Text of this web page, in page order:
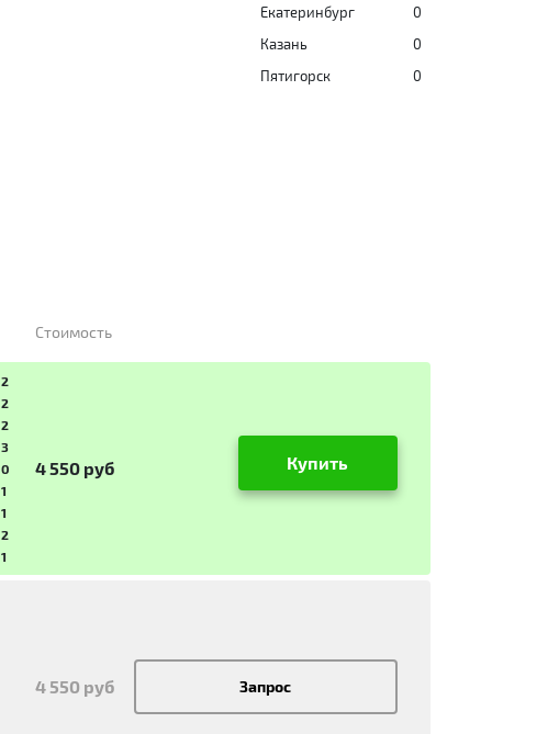
Екатеринбург
0
Казань
0
Пятигорск
0
Стоимость
2
2
2
3
0
1
1
2
1
4 550 руб Купить
4 550 руб Запрос